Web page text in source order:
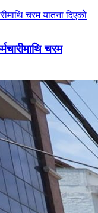
चरम